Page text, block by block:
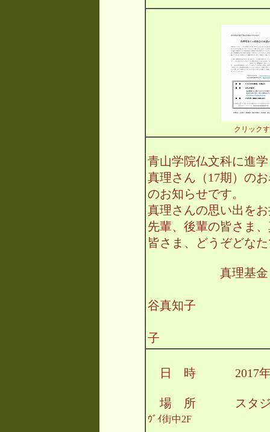
クリック
青山学院仏文科に進
真理さん（17期）の
のお知らせです。
真理さんの思い出を
先輩、後輩の皆さま
皆さま、どうぞどな
真理基金
谷真知子
子
日 時 2017年11
場 所 スタジ
ｳﾞｲ街中2F